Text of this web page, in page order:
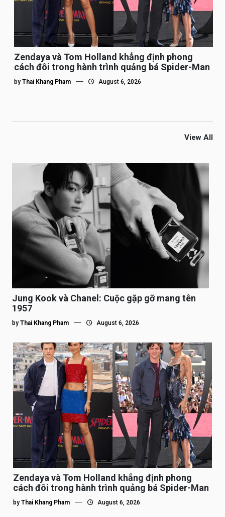
Zendaya và Tom Holland khẳng định phong
cách đôi trong hành trình quảng bá Spider-Man
by Thai Khang Pham August 6, 2026
View All
Jung Kook và Chanel: Cuộc gặp gỡ mang tên
1957
by Thai Khang Pham August 6, 2026
Zendaya và Tom Holland khẳng định phong
cách đôi trong hành trình quảng bá Spider-Man
by Thai Khang Pham August 6, 2026